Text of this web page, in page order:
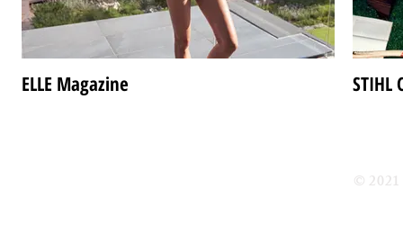
ELLE Magazine STIHL
©